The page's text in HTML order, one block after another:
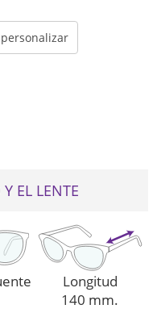
personalizar
EL LENTE
Longitud
140 mm.